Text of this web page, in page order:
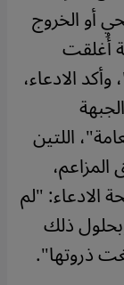
أو الخروج
أُغلقت
ابتداءً من يوليو/تموز 2013"، وأكد الادعاء،
اللتين
الادعاء: "لم
ذلك
ذروتها".